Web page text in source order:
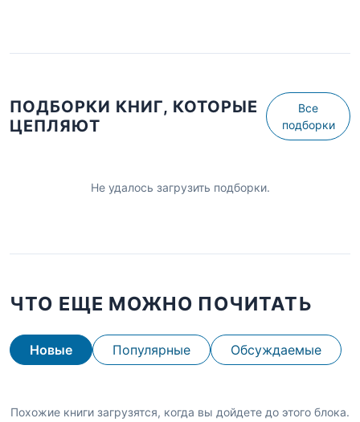
ПОДБОРКИ КНИГ, КОТОРЫЕ
ЦЕПЛЯЮТ
Все
подборки
Не удалось загрузить подборки.
ЧТО ЕЩЕ МОЖНО ПОЧИТАТЬ
Новые Популярные Обсуждаемые
Похожие книги загрузятся, когда вы дойдете до этого блока.